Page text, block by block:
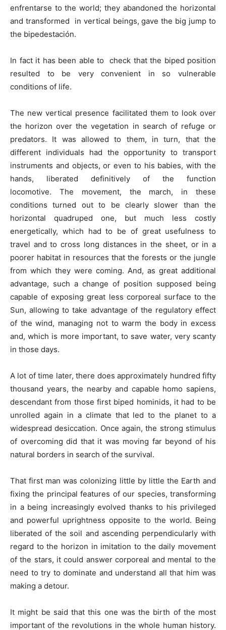
enfrentarse to the world; they abandoned the horizontal
and transformed in vertical beings, gave the big jump to
the bipedestación.
In fact it has been able to check that the biped position
resulted to be very convenient in so vulnerable
conditions of life.
The new vertical presence facilitated them to look over
the horizon over the vegetation in search of refuge or
predators. It was allowed to them, in turn, that the
different individuals had the opportunity to transport
instruments and objects, or even to his babies, with the
hands, liberated definitively of the function
locomotive. The movement, the march, in these
conditions turned out to be clearly slower than the
horizontal quadruped one, but much less costly
energetically, which had to be of great usefulness to
travel and to cross long distances in the sheet, or in a
poorer habitat in resources that the forests or the jungle
from which they were coming. And, as great additional
advantage, such a change of position supposed being
capable of exposing great less corporeal surface to the
Sun, allowing to take advantage of the regulatory effect
of the wind, managing not to warm the body in excess
and, which is more important, to save water, very scanty
in those days.
A lot of time later, there does approximately hundred fifty
thousand years, the nearby and capable homo sapiens,
descendant from those first biped hominids, it had to be
unrolled again in a climate that led to the planet to a
widespread desiccation. Once again, the strong stimulus
of overcoming did that it was moving far beyond of his
natural borders in search of the survival.
That first man was colonizing little by little the Earth and
fixing the principal features of our species, transforming
in a being increasingly evolved thanks to his privileged
and powerful uprightness opposite to the world. Being
liberated of the soil and ascending perpendicularly with
regard to the horizon in imitation to the daily movement
of the stars, it could answer corporeal and mental to the
need to try to dominate and understand all that him was
making a detour.
It might be said that this one was the birth of the most
important of the revolutions in the whole human history.